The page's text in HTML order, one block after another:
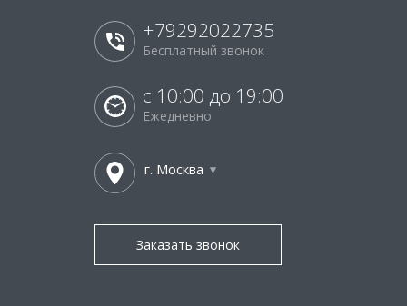
+79292022735
Бесплатный звонок
с 10:00 до 19:00
Ежедневно
г. Москва
Заказать звонок